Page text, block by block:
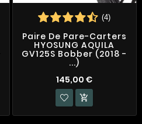
(4)
Paire De Pare-Carters
HYOSUNG AQUILA
GV125S Bobber (2018 -
...)
145,00 €
